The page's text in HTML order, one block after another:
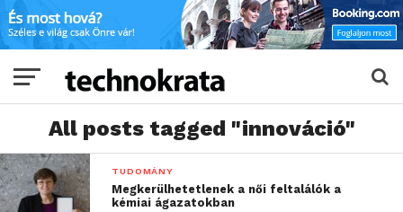
All posts tagged "innováció"
TUDOMÁNY
Megkerülhetetlenek a női feltalálók a
kémiai ágazatokban